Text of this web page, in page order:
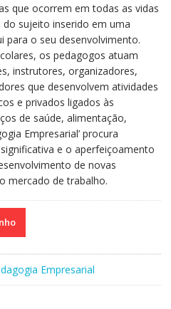
que ocorrem em todas as vidas
do sujeito inserido em uma
para o seu desenvolvimento.
os pedagogos atuam
instrutores, organizadores,
que desenvolvem atividades
e privados ligados às
de saúde, alimentação,
Empresarial’ procura
e o aperfeiçoamento
de novas
mercado de trabalho.
Empresarial